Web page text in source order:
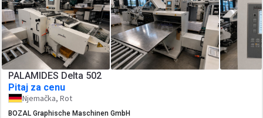
PALAMIDES Delta 502
Pitaj za cenu
Njemačka, Rot
BOZAL Graphische Maschinen GmbH